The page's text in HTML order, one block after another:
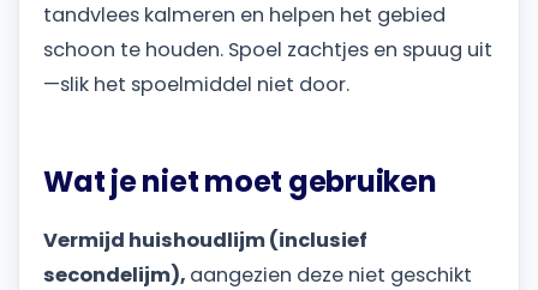
tandvlees kalmeren en helpen het gebied
schoon te houden. Spoel zachtjes en spuug uit
—slik het spoelmiddel niet door.
Wat je niet moet gebruiken
Vermijd huishoudlijm (inclusief
secondelijm), aangezien deze niet geschikt